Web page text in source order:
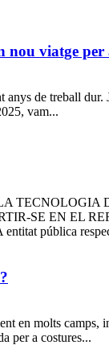
viatge
de treball
vam...
SE EN EL
pública
en molts
per a costures...